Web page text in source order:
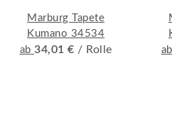
Marburg Tapete
Kumano 34534
ab 34,01 € / Rolle
ab